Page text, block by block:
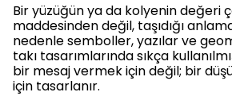
Bir yüzüğün ya da kolyenin değeri
maddesinden değil, taşıdığı
nedenle semboller, yazılar ve
takı tasarımlarında sıkça
bir mesaj vermek için değil; bir
için tasarlanır.